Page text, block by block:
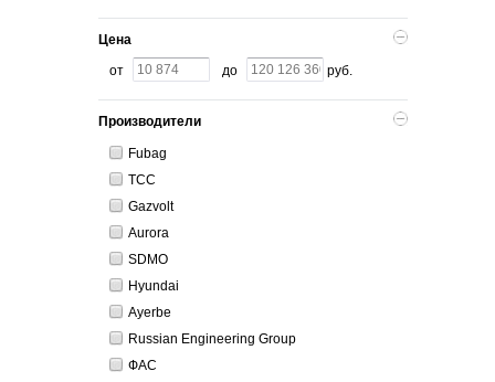
Цена
от до руб.
Производители
Fubag
ТСС
Gazvolt
Aurora
SDMO
Hyundai
Ayerbe
Russian Engineering Group
ФАС